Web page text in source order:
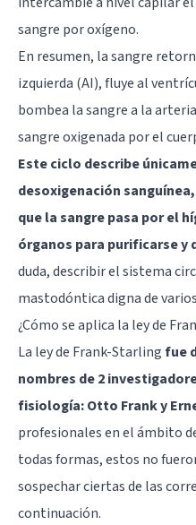
sangre por oxígeno.
En resumen, la sangre
izquierda (AI), fluye al
bombea la sangre a la
sangre oxigenada por el
Este ciclo describe
desoxigenación
que la sangre pasa por el
órganos para purificarse y
duda, describir el sistema
mastodóntica digna de
¿Cómo se aplica la ley de
La ley de Frank-Starlingfue
nombres de 2
fisiología: Otto Frank y
profesionales en el ámbito
todas formas, estos no
sospechar ciertas de las
continuación.